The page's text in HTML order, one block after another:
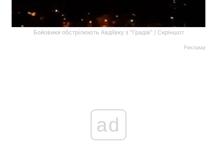
Бойовики обстрілюють Авдіївку з "Градів" / Скріншот
Реклама
ad